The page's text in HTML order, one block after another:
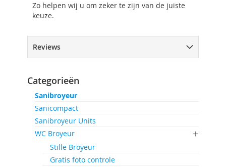
Zo helpen wij u om zeker te zijn van de juiste
keuze.
Reviews
Categorieën
Sanibroyeur
Sanicompact
Sanibroyeur Units
WC Broyeur
Stille Broyeur
Gratis foto controle